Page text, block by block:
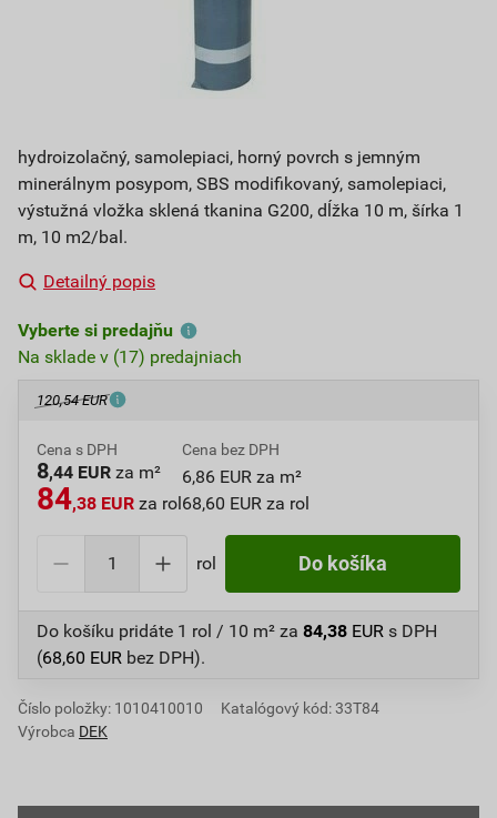
hydroizolačný, samolepiaci, horný povrch s jemným
minerálnym posypom, SBS modifikovaný, samolepiaci,
výstužná vložka sklená tkanina G200, dĺžka 10 m, šírka 1
m, 10 m2/bal.
Detailný popis
Vyberte si predajňu
Na sklade v (17) predajniach
120,54 EUR
Cena s DPH
8,44 EUR za m²
84,38 EUR za rol
Cena bez DPH
6,86 EUR za m²
68,60 EUR za rol
rol Do košíka
Do košíku pridáte 1 rol / 10 m² za 84,38 EUR s DPH
(68,60 EUR bez DPH).
Číslo položky: 1010410010
Katalógový kód: 33T84
Výrobca DEK